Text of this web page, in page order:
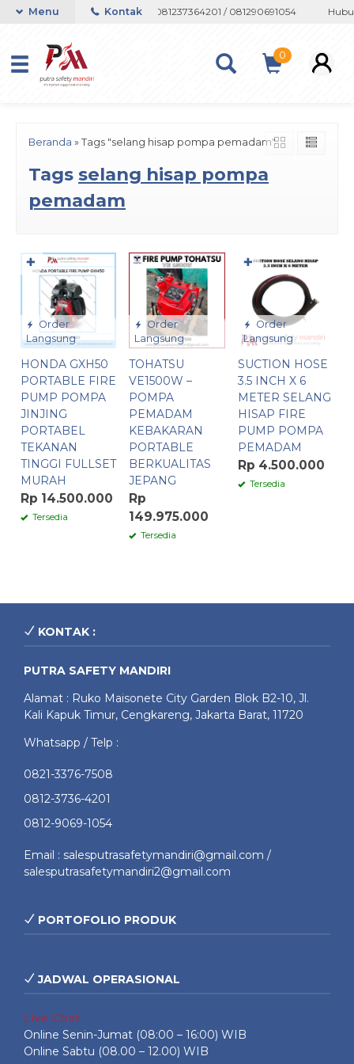
Whatsapp 082133767508 / 081237364201 / 081290691054
Menu Kontak
0
Beranda » Tags "selang hisap pompa pemadam"
Tags selang hisap pompa
pemadam
Order
Langsung
HONDA GXH50
PORTABLE FIRE
PUMP POMPA
JINJING
PORTABEL
TEKANAN
TINGGI FULLSET
MURAH
Rp 14.500.000
Tersedia
✚
Order
Langsung
TOHATSU
VE1500W –
POMPA
PEMADAM
KEBAKARAN
PORTABLE
BERKUALITAS
JEPANG
Rp
149.975.000
Tersedia
Order
Langsung
SUCTION HOSE
3.5 INCH X 6
METER SELANG
HISAP FIRE
PUMP POMPA
PEMADAM
Rp 4.500.000
Tersedia
✚
KONTAK :
PUTRA SAFETY MANDIRI
Alamat : Ruko Maisonete City Garden Blok B2-10, Jl.
Kali Kapuk Timur, Cengkareng, Jakarta Barat, 11720
Whatsapp / Telp :
0821-3376-7508
0812-3736-4201
0812-9069-1054
Email : salesputrasafetymandiri@gmail.com /
salesputrasafetymandiri2@gmail.com
PORTOFOLIO PRODUK
JADWAL OPERASIONAL
Live Chat
Online Senin-Jumat (08:00 – 16:00) WIB
Online Sabtu (08.00 – 12.00) WIB